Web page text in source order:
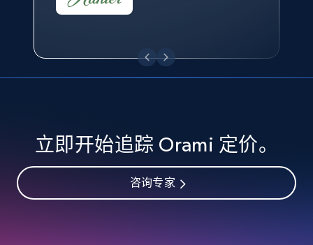
URL, Product id, Title, Seller name, Seller rating,
Seller reviews, Breadcrumbs, Root category, and
359+ 立即开始
Google Shopping
立即开始追踪 Orami 定价。
咨询专家